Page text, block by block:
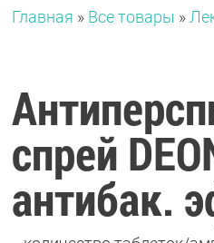
Главная » Все товары »
спрей
антибак.